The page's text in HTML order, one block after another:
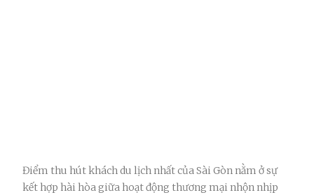
Điểm thu hút khách du lịch nhất của Sài Gòn nằm ở sự
kết hợp hài hòa giữa hoạt động thương mại nhộn nhịp